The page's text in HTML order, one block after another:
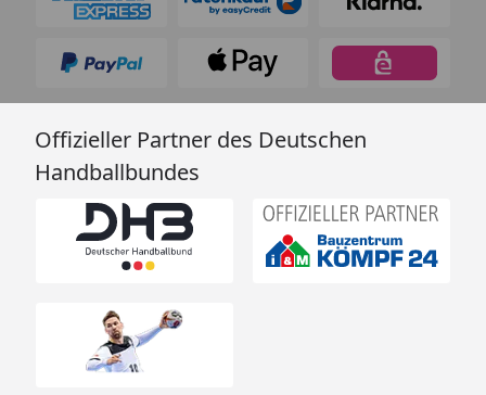
Offizieller Partner des Deutschen
Handballbundes